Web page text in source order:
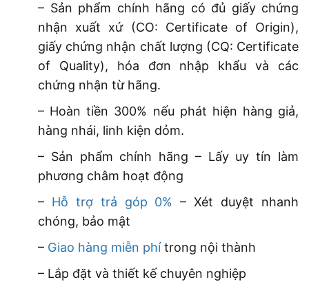
– Sản phẩm chính hãng có đủ giấy chứng
nhận xuất xứ (CO: Certificate of Origin),
giấy chứng nhận chất lượng (CQ: Certificate
of Quality), hóa đơn nhập khẩu và các
chứng nhận từ hãng.
– Hoàn tiền 300% nếu phát hiện hàng giả,
hàng nhái, linh kiện dỏm.
– Sản phẩm chính hãng – Lấy uy tín làm
phương châm hoạt động
– Hỗ trợ trả góp 0%
– Xét duyệt nhanh
chóng, bảo mật
– Giao hàng miễn phítrong nội thành
– Lắp đặt và thiết kế chuyên nghiệp